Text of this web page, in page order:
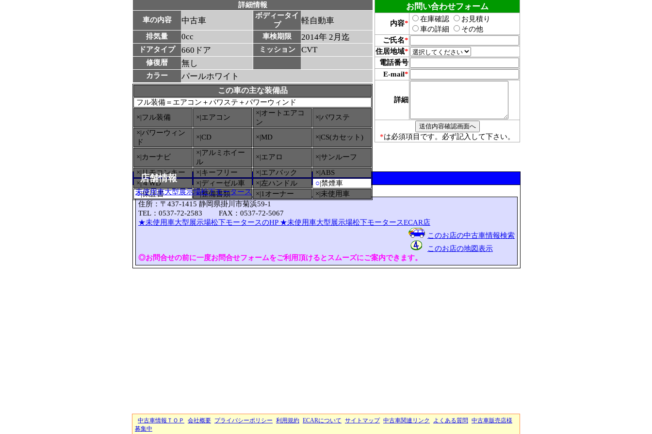
詳細情報
車の内容
中古車
ボディータイ
プ
軽自動車
排気量 0cc 車検期限 2014年 2月迄
ドアタイプ 660ドア ミッション CVT
修復暦 無し
カラー パールホワイト
この車の主な装備品
フル装備＝エアコン＋パワステ＋パワーウィンド
×|フル装備
×|エアコン
×|オートエアコ
ン
×|パワステ
×|パワーウィン
ド
×|CD ×|MD ×|CS(カセット)
×|カーナビ
×|アルミホイー
ル
×|エアロ
×|サンルーフ
×|リモコンキー
×|キーフリー ×|エアバック
×|ABS
×|４WD
×|ディーゼル車 ×|左ハンドル ○|禁煙車
○|保証書 ×|整備書類 ×|1オーナー ×|未使用車
お問い合わせフォーム
内容*
在庫確認
お見積り
車の詳細
その他
ご氏名*
住居地域*
電話番号
E-mail*
詳細
*は必須項目です。必ず記入して下さい。
店舗情報
未使用車大型展示場松下モータース
住所：〒437-1415 静岡県掛川市菊浜59-1
TEL：0537-72-2583 FAX：0537-72-5067
★未使用車大型展示場松下モータースのHP ★未使用車大型展示場松下モータースECAR店
このお店の中古車情報検索
このお店の地図表示
◎お問合せの前に一度お問合せフォームをご利用頂けるとスムーズにご案内できます。
中古車情報ＴＯＰ 会社概要 プライバシーポリシー 利用規約 ECARについて サイトマップ 中古車関連リンク よくある質問 中古車販売店様
募集中